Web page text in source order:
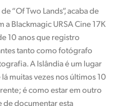
“Of Two Lands”, acaba de
Blackmagic URSA Cine 17K
10 anos que registro
tanto como fotógrafo
A Islândia é um lugar
muitas vezes nos últimos 10
é como estar em outro
de documentar esta